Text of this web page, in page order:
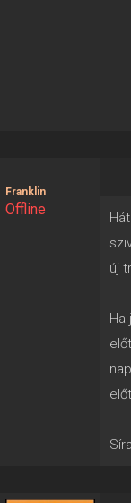
Franklin
Offline
új
Ha